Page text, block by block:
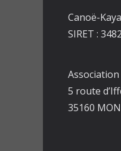
Canoë-
SIRET :
Association
5 route
35160